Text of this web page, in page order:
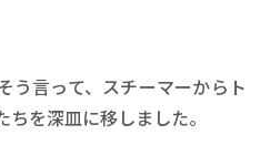
う言って、スチーマーからト
を深皿に移しました。